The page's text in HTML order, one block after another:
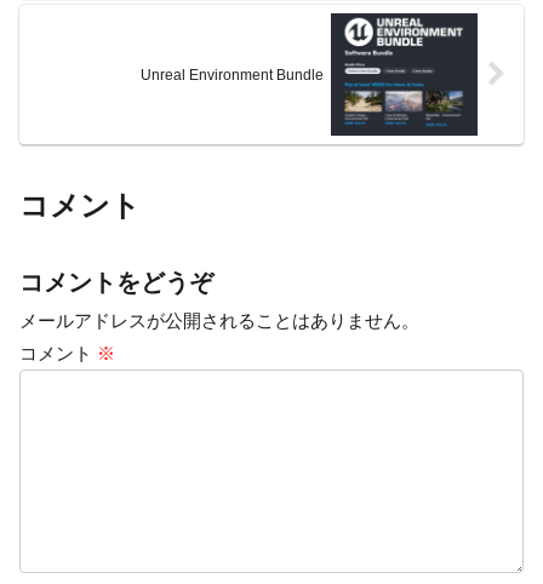
Unreal Environment Bundle
コメント
コメントをどうぞ
メールアドレスが公開されることはありません。
コメント ※